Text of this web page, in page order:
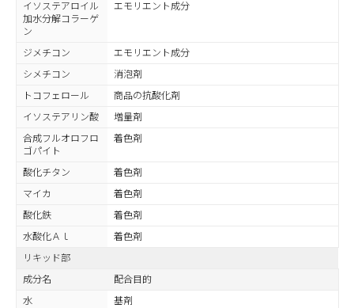
イソステアロイル
加水分解コラーゲ
ン
エモリエント成分
ジメチコン
エモリエント成分
シメチコン
消泡剤
トコフェロール
商品の抗酸化剤
イソステアリン酸
増量剤
合成フルオロフロ
ゴパイト
着色剤
酸化チタン
着色剤
マイカ
着色剤
酸化鉄
着色剤
水酸化Ａｌ
着色剤
リキッド部
成分名
配合目的
水
基剤